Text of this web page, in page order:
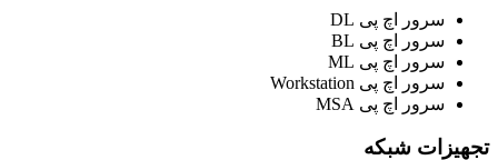
سرور اچ پی DL
سرور اچ پی BL
سرور اچ پی ML
سرور اچ پی Workstation
سرور اچ پی MSA
تجهیزات شبکه